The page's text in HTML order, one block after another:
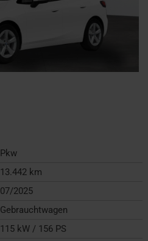
Pkw
13.442 km
07/2025
Gebrauchtwagen
115 kW / 156 PS